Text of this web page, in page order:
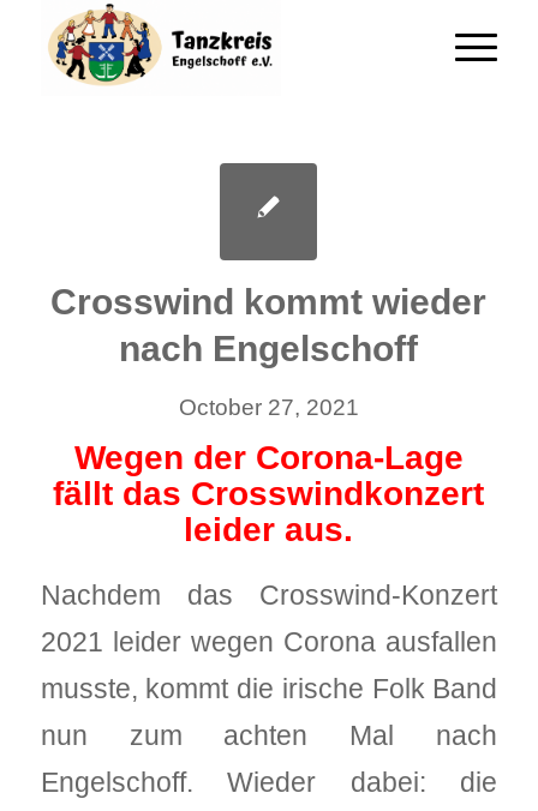
Crosswind kommt wieder
nach Engelschoff
October 27, 2021
Wegen der Corona-Lage
fällt das Crosswindkonzert
leider aus.
Nachdem das Crosswind-Konzert
2021 leider wegen Corona ausfallen
musste, kommt die irische Folk Band
nun zum achten Mal nach
Engelschoff. Wieder dabei: die